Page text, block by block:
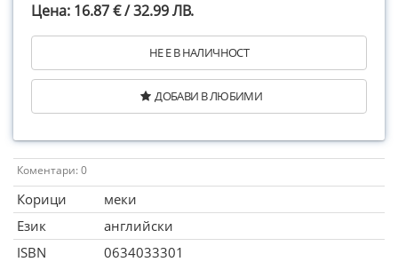
Цена: 16.87 € / 32.99 ЛВ.
НЕ Е В НАЛИЧНОСТ
ДОБАВИ В ЛЮБИМИ
Коментари: 0
Корици
меки
Език
английски
ISBN
0634033301